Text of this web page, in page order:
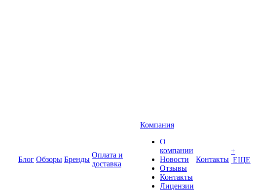
Блог Обзоры Бренды
Оплата и
доставка
Компания
О
компании
Новости
Отзывы
Контакты
Лицензии
Контакты
+
ЕЩЕ